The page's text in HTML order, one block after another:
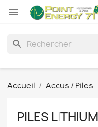

search
Accueil Accus / Piles
PILES LITHIUM